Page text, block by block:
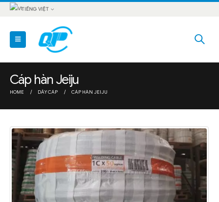
TIẾNG VIỆT
Cáp hàn Jeiju
HOME DÂY CÁP CÁP HÀN JEIJU